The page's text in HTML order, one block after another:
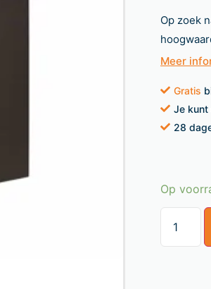
Op zoek
Meer
Gratis
Je kunt
28
Op